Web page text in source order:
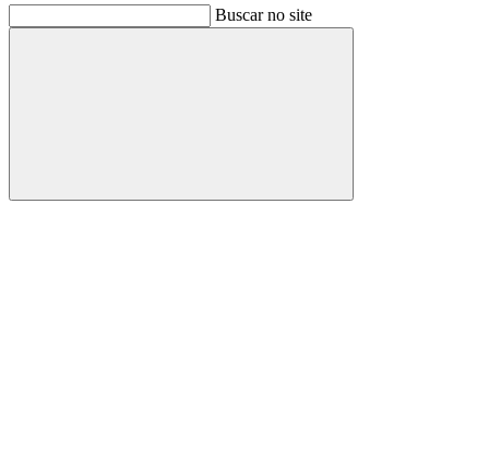
Buscar no site
Buscar